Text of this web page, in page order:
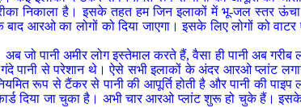
निकाला है। इसके तहत हम जिन इलाकों में भू-जल स्तर
का लोगों को दिया जाएगा। इसके लिए लोगों को वाटर
पानी अमीर लोग इस्तेमाल करते हैं, वैसा ही पानी अब गरीब
से परेशान थे। ऐसे सभी इलाकों के अंदर आरओ प्लांट
रूप से टैंकर से पानी की आपूर्ति होती है और पानी की
कार्ड दिया जा चुका है। अभी चार आरओ प्लांट शुरू हो चुके हैं।